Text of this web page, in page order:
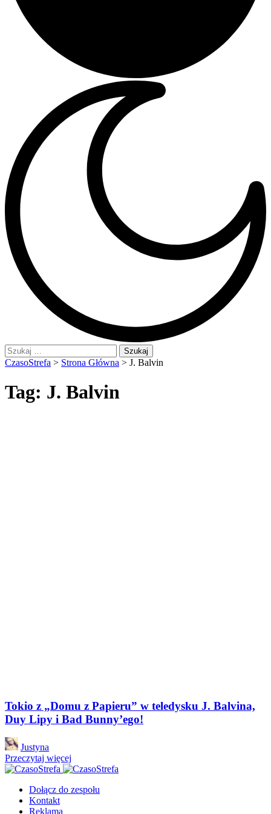
Szukaj:
CzasoStrefa > Strona Główna > J. Balvin
Tag: J. Balvin
Tokio z „Domu z Papieru” w teledysku J. Balvina,
Duy Lipy i Bad Bunny’ego!
Posted
by
Justyna
Przeczytaj więcej
Dołącz do zespołu
Kontakt
Reklama